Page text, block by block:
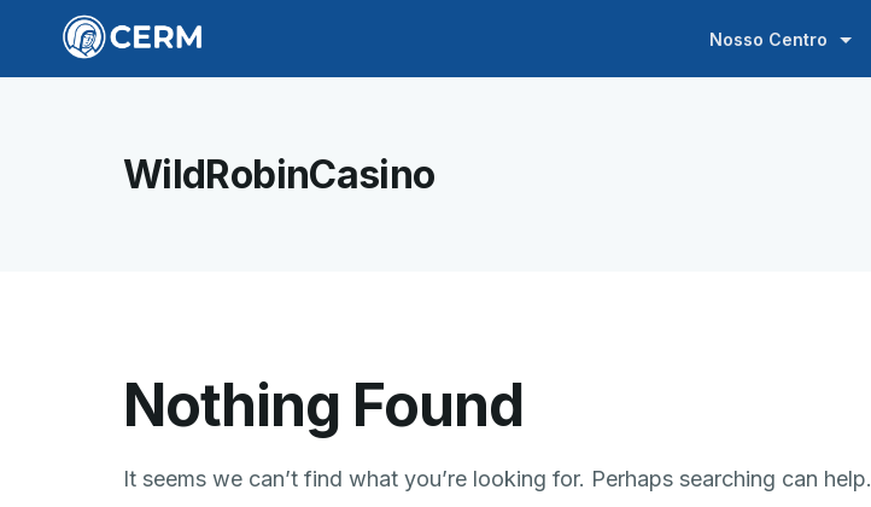
Nosso Centro
WildRobinCasino
Nothing Found
It seems we can’t find what you’re looking for. Perhaps searching can help.